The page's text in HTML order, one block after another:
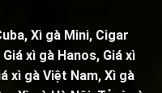
, Xì gà Mini, Cigar
Giá xì gà Hanos, Giá xì
xì gà Việt Nam, Xì gà